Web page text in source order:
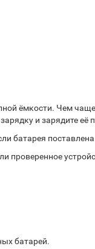
ёмкости. Чем
и зарядите её
батарея
проверенное
батарей.